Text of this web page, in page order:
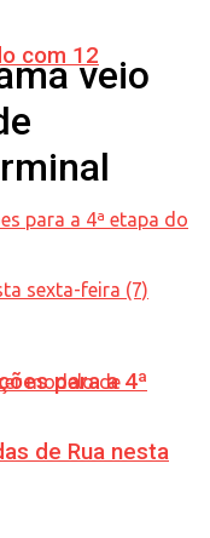
com 12
para a 4ª
de Rua nesta
veio